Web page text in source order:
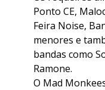
Ponto CE,
Feira Noise,
menores e
bandas como
Ramone.
O Mad